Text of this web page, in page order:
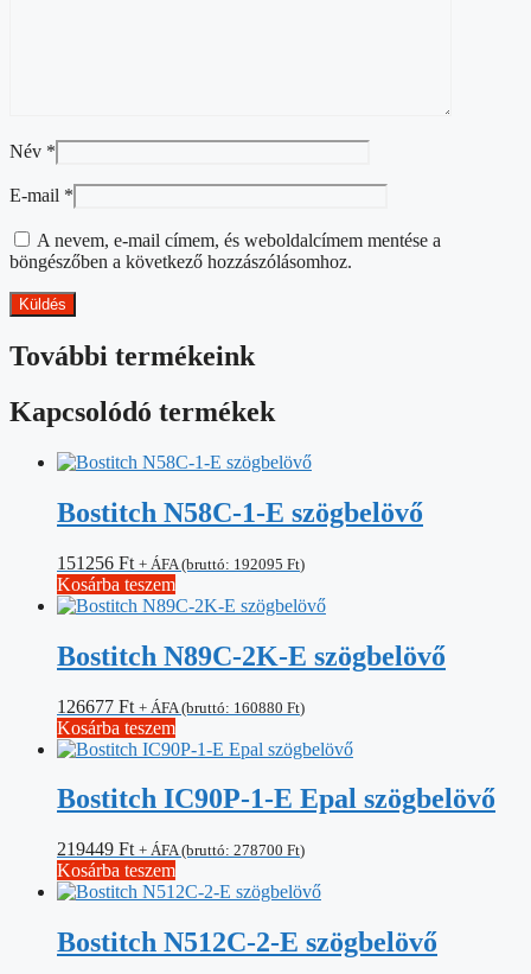
Név *
E-mail *
A nevem, e-mail címem, és weboldalcímem mentése a
böngészőben a következő hozzászólásomhoz.
További termékeink
Kapcsolódó termékek
Bostitch N58C-1-E szögbelövő
151256 Ft + ÁFA (bruttó: 192095 Ft)
Kosárba teszem
Bostitch N89C-2K-E szögbelövő
126677 Ft + ÁFA (bruttó: 160880 Ft)
Kosárba teszem
Bostitch IC90P-1-E Epal szögbelövő
219449 Ft + ÁFA (bruttó: 278700 Ft)
Kosárba teszem
Bostitch N512C-2-E szögbelövő